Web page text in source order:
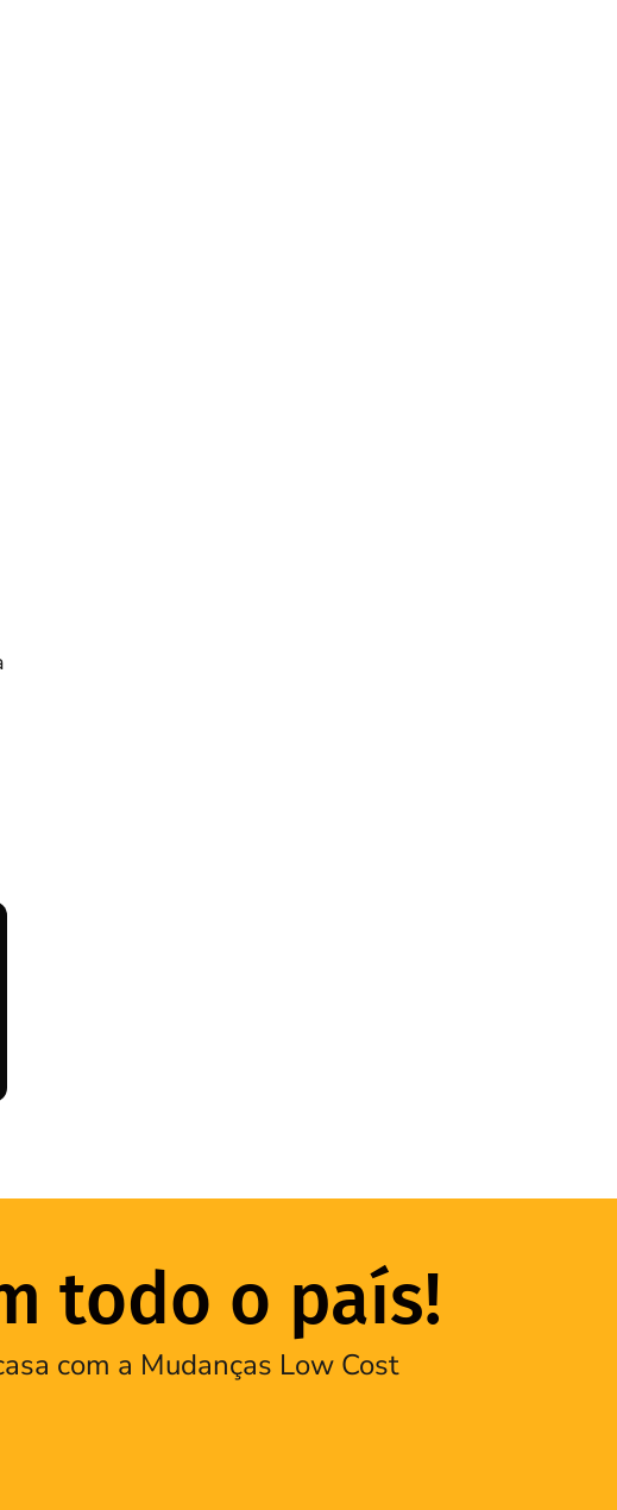
todo o país!
com a Mudanças Low Cost